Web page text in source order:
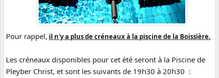
Pour rappel, il n'y a plus de créneaux à la piscine de la Boissière.
Les créneaux disponibles pour cet été seront à la Piscine de
Pleyber Christ, et sont les suivants de 19h30 à 20h30 :